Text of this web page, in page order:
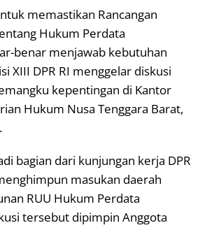
memastikan Rancangan
Hukum Perdata
benar menjawab kebutuhan
XIII DPR RI menggelar diskusi
kepentingan di Kantor
Hukum Nusa Tenggara Barat,
bagian dari kunjungan kerja DPR
masukan daerah
RUU Hukum Perdata
tersebut dipimpin Anggota